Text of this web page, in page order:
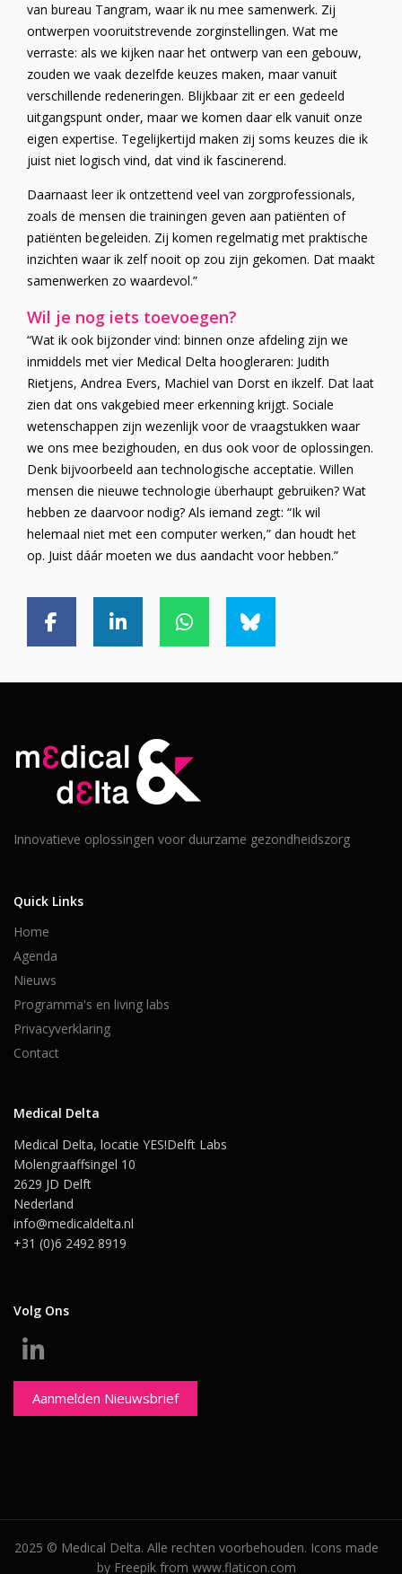
van bureau Tangram, waar ik nu mee samenwerk. Zij
ontwerpen vooruitstrevende zorginstellingen. Wat me
verraste: als we kijken naar het ontwerp van een gebouw,
zouden we vaak dezelfde keuzes maken, maar vanuit
verschillende redeneringen. Blijkbaar zit er een gedeeld
uitgangspunt onder, maar we komen daar elk vanuit onze
eigen expertise. Tegelijkertijd maken zij soms keuzes die ik
juist niet logisch vind, dat vind ik fascinerend.
Daarnaast leer ik ontzettend veel van zorgprofessionals,
zoals de mensen die trainingen geven aan patiënten of
patiënten begeleiden. Zij komen regelmatig met praktische
inzichten waar ik zelf nooit op zou zijn gekomen. Dat maakt
samenwerken zo waardevol.”
Wil je nog iets toevoegen?
“Wat ik ook bijzonder vind: binnen onze afdeling zijn we
inmiddels met vier Medical Delta hoogleraren: Judith
Rietjens, Andrea Evers, Machiel van Dorst en ikzelf. Dat laat
zien dat ons vakgebied meer erkenning krijgt. Sociale
wetenschappen zijn wezenlijk voor de vraagstukken waar
we ons mee bezighouden, en dus ook voor de oplossingen.
Denk bijvoorbeeld aan technologische acceptatie. Willen
mensen die nieuwe technologie überhaupt gebruiken? Wat
hebben ze daarvoor nodig? Als iemand zegt: “Ik wil
helemaal niet met een computer werken,” dan houdt het
op. Juist dáár moeten we dus aandacht voor hebben.”
Innovatieve oplossingen voor duurzame gezondheidszorg
Quick Links
Home
Agenda
Nieuws
Programma's en living labs
Privacyverklaring
Contact
Medical Delta
Medical Delta, locatie YES!Delft Labs
Molengraaffsingel 10
2629 JD Delft
Nederland
info@medicaldelta.nl
+31 (0)6 2492 8919
Volg Ons
Aanmelden Nieuwsbrief
2025 © Medical Delta. Alle rechten voorbehouden. Icons made
by Freepik from www.flaticon.com